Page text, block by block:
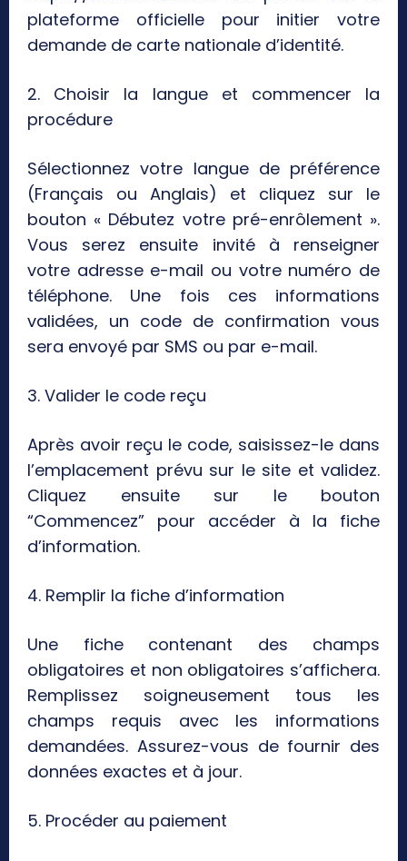
plateforme officielle pour initier votre
demande de carte nationale d’identité.
2. Choisir la langue et commencer la
procédure
Sélectionnez votre langue de préférence
(Français ou Anglais) et cliquez sur le
bouton « Débutez votre pré-enrôlement ».
Vous serez ensuite invité à renseigner
votre adresse e-mail ou votre numéro de
téléphone. Une fois ces informations
validées, un code de confirmation vous
sera envoyé par SMS ou par e-mail.
3. Valider le code reçu
Après avoir reçu le code, saisissez-le dans
l’emplacement prévu sur le site et validez.
Cliquez ensuite sur le bouton
“Commencez” pour accéder à la fiche
d’information.
4. Remplir la fiche d’information
Une fiche contenant des champs
obligatoires et non obligatoires s’affichera.
Remplissez soigneusement tous les
champs requis avec les informations
demandées. Assurez-vous de fournir des
données exactes et à jour.
5. Procéder au paiement